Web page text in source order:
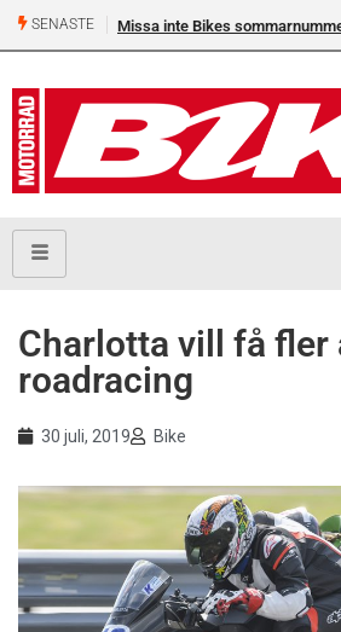
SENASTE Missa inte Bikes
Charlotta vill få fler
roadracing
30 juli, 2019 Bike